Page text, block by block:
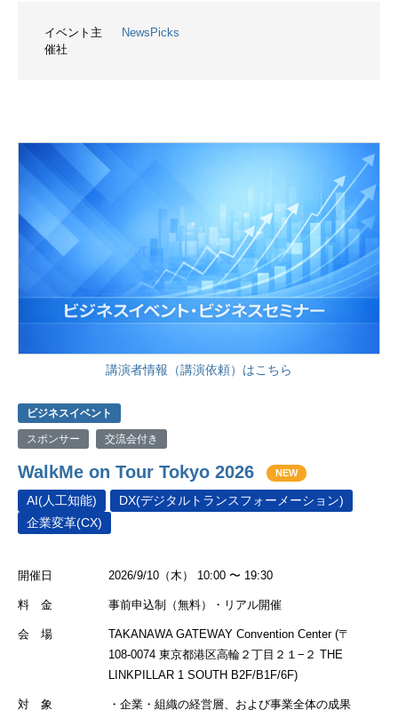
イベント主
催社
NewsPicks
講演者情報（講演依頼）はこちら
ビジネスイベント
スポンサー 交流会付き
WalkMe on Tour Tokyo 2026 NEW
AI(人工知能)
DX(デジタルトランスフォーメーション)
企業変革(CX)
開催日 2026/9/10（木） 10:00 〜 19:30
料 金 事前申込制（無料）・リアル開催
会 場
TAKANAWA GATEWAY Convention Center (〒
108-0074 東京都港区高輪２丁目２１−２ THE
LINKPILLAR 1 SOUTH B2F/B1F/6F)
対 象
・企業・組織の経営層、および事業全体の成果